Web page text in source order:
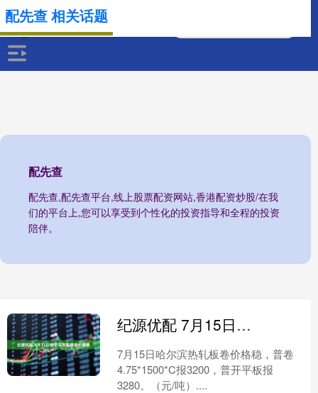
配先查
配先查,配先查平台,线上股票配资网站,香港配资炒股/在我
们的平台上,您可以享受到个性化的投资指导和全程的投资
陪伴。
配先查 相关话题
纪源优配 7月15日哈尔滨热轧板卷价格稳
7月15日哈尔滨热轧板卷价格稳，普卷
4.75*1500*C报3200，普开平板报
3280。（元/吨）....